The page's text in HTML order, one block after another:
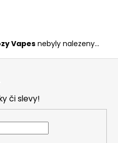
Vapesnebyly nalezeny...
či slevy!